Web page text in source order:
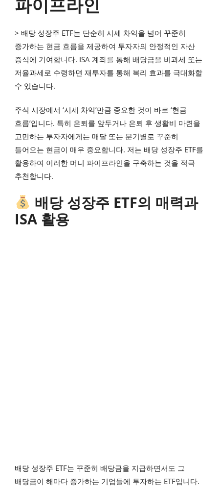
파이프라인
> 배당 성장주 ETF는 단순히 시세 차익을 넘어 꾸준히
증가하는 현금 흐름을 제공하여 투자자의 안정적인 자산
증식에 기여합니다. ISA 계좌를 통해 배당금을 비과세 또는
저율과세로 수령하면 재투자를 통해 복리 효과를 극대화할
수 있습니다.
주식 시장에서 ‘시세 차익’만큼 중요한 것이 바로 ‘현금
흐름’입니다. 특히 은퇴를 앞두거나 은퇴 후 생활비 마련을
고민하는 투자자에게는 매달 또는 분기별로 꾸준히
들어오는 현금이 매우 중요합니다. 저는 배당 성장주 ETF를
활용하여 이러한 머니 파이프라인을 구축하는 것을 적극
추천합니다.
배당 성장주 ETF의 매력과
ISA 활용
배당 성장주 ETF는 꾸준히 배당금을 지급하면서도 그
배당금이 해마다 증가하는 기업들에 투자하는 ETF입니다.